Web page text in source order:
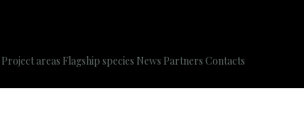
Project areas Flagship species News Partners Contacts